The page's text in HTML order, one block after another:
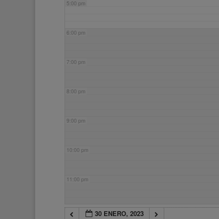
5:00 pm
6:00 pm
7:00 pm
8:00 pm
9:00 pm
10:00 pm
11:00 pm
30 ENERO, 2023